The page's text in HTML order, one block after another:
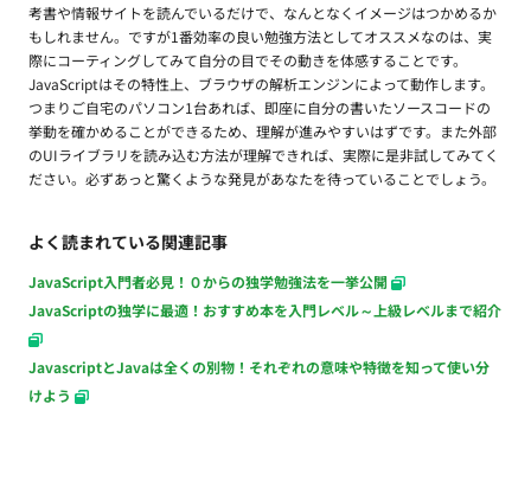
考書や情報サイトを読んでいるだけで、なんとなくイメージはつかめるか
もしれません。ですが1番効率の良い勉強方法としてオススメなのは、実
際にコーティングしてみて自分の目でその動きを体感することです。
JavaScriptはその特性上、ブラウザの解析エンジンによって動作します。
つまりご自宅のパソコン1台あれば、即座に自分の書いたソースコードの
挙動を確かめることができるため、理解が進みやすいはずです。また外部
のUIライブラリを読み込む方法が理解できれば、実際に是非試してみてく
ださい。必ずあっと驚くような発見があなたを待っていることでしょう。
よく読まれている関連記事
JavaScript入門者必見！０からの独学勉強法を一挙公開
JavaScriptの独学に最適！おすすめ本を入門レベル～上級レベルまで紹介
JavascriptとJavaは全くの別物！それぞれの意味や特徴を知って使い分
けよう